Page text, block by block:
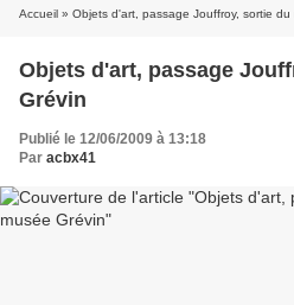
Accueil » Objets d'art, passage Jouffroy, sortie du
Objets d'art, passage
Grévin
Publié le 12/06/2009 à 13:18
Par acbx41